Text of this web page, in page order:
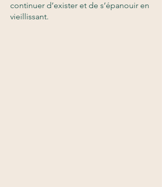
continuer d’exister et de s’épanouir en
vieillissant.